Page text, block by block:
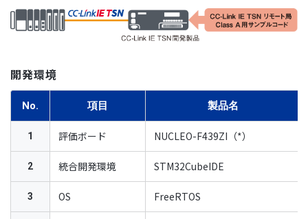
開発環境
No. 項目 製品名
1 評価ボード NUCLEO-F439ZI（*）
2 統合開発環境 STM32CubeIDE
3 OS FreeRTOS